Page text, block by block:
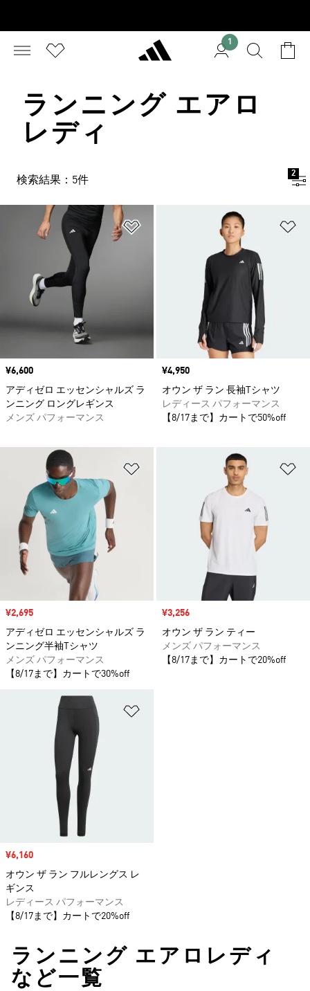
1
ランニング エアロ
レディ
検索結果：5件
2
ほしいものリストに追加
価格
¥6,600
アディゼロ エッセンシャルズ ラ
ンニング ロングレギンス
メンズ パフォーマンス
価格
¥4,950
オウン ザ ラン 長袖Tシャツ
レディース パフォーマンス
【8/17まで】カートで50%off
ほしいものリストに追加
セール価格
¥2,695
アディゼロ エッセンシャルズ ラ
ンニング半袖Tシャツ
メンズ パフォーマンス
【8/17まで】カートで30%off
セール価格
¥3,256
オウン ザ ラン ティー
メンズ パフォーマンス
【8/17まで】カートで20%off
セール価格
¥6,160
オウン ザ ラン フルレングス レ
ギンス
レディース パフォーマンス
【8/17まで】カートで20%off
ランニング エアロレディ
など一覧